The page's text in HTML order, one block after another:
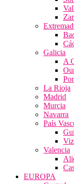
Galicia
A
La Rioja
Madrid
Murcia
Navarra
País
Valencia
EUROPA